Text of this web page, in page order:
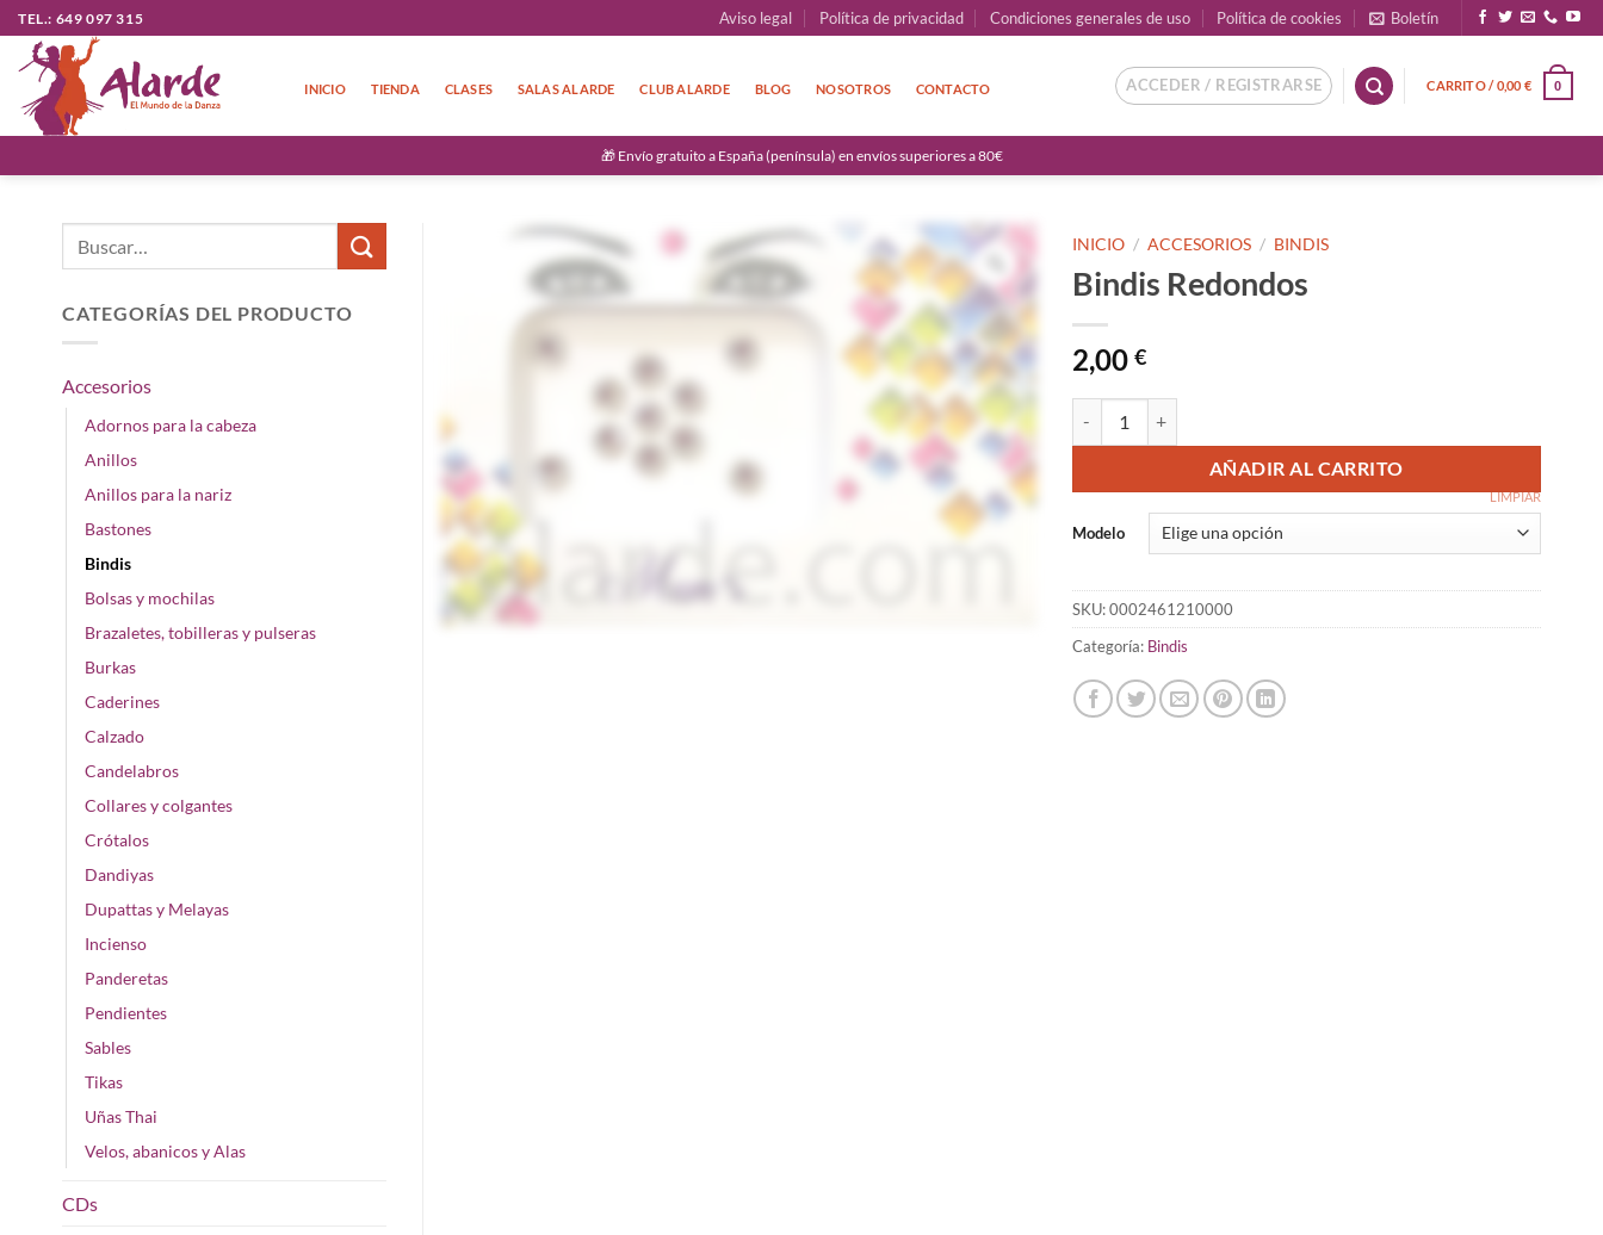
Saltar
al
contenido
TEL.: 649 097 315 Aviso legal Política de privacidad Condiciones generales de uso Política de cookies Boletín
INICIO TIENDA CLASES SALAS ALARDE CLUB ALARDE BLOG NOSOTROS CONTACTO ACCEDER / REGISTRARSE CARRITO /0,00 € 0
🎁 Envío gratuito a España (península) en envíos superiores a 80€
INICIO / ACCESORIOS / BINDIS
Bindis Redondos
2,00 €
AÑADIR AL CARRITO
Modelo
LIMPIAR
SKU:0002461210000
Categoría: Bindis
CATEGORÍAS DEL PRODUCTO
Accesorios
Adornos para la cabeza
Anillos
Anillos para la nariz
Bastones
Bindis
Bolsas y mochilas
Brazaletes, tobilleras y pulseras
Burkas
Caderines
Calzado
Candelabros
Collares y colgantes
Crótalos
Dandiyas
Dupattas y Melayas
Incienso
Panderetas
Pendientes
Sables
Tikas
Uñas Thai
Velos, abanicos y Alas
CDs